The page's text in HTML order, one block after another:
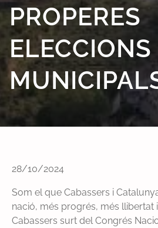
PROPERES
ELECCIONS
28/10/2024
Som el que Cabassers i
nació, més progrés, més llibertat
Cabassers surt del Congrés